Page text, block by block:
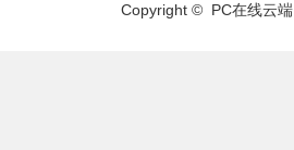
Copyright © PC在线云端